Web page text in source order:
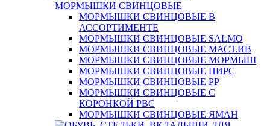
МОРМЫШКИ СВИНЦОВЫЕ
МОРМЫШКИ СВИНЦОВЫЕ В
АССОРТИМЕНТЕ
МОРМЫШКИ СВИНЦОВЫЕ SALMO
МОРМЫШКИ СВИНЦОВЫЕ МАСТ.ИВ
МОРМЫШКИ СВИНЦОВЫЕ МОРМЫШ
МОРМЫШКИ СВИНЦОВЫЕ ПИРС
МОРМЫШКИ СВИНЦОВЫЕ РР
МОРМЫШКИ СВИНЦОВЫЕ С
КОРОНКОЙ РВС
МОРМЫШКИ СВИНЦОВЫЕ ЯМАН